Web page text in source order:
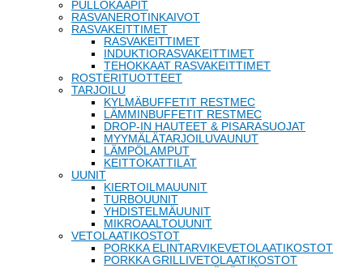
PULLOKAAPIT
RASVANEROTINKAIVOT
RASVAKEITTIMET
RASVAKEITTIMET
INDUKTIORASVAKEITTIMET
TEHOKKAAT RASVAKEITTIMET
ROSTERITUOTTEET
TARJOILU
KYLMÄBUFFETIT RESTMEC
LÄMMINBUFFETIT RESTMEC
DROP-IN HAUTEET & PISARASUOJAT
MYYMÄLÄTARJOILUVAUNUT
LÄMPÖLAMPUT
KEITTOKATTILAT
UUNIT
KIERTOILMAUUNIT
TURBOUUNIT
YHDISTELMÄUUNIT
MIKROAALTOUUNIT
VETOLAATIKOSTOT
PORKKA ELINTARVIKEVETOLAATIKOSTOT
PORKKA GRILLIVETOLAATIKOSTOT